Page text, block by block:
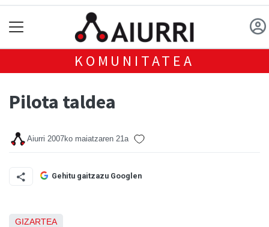
KOMUNITATEA
Pilota taldea
Aiurri 2007ko maiatzaren 21a
Gehitu gaitzazu Googlen
GIZARTEA